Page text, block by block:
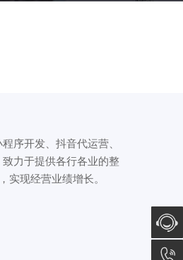
序开发、抖音代运营、
力于提供各行各业的整
现经营业绩增长。
在线咨